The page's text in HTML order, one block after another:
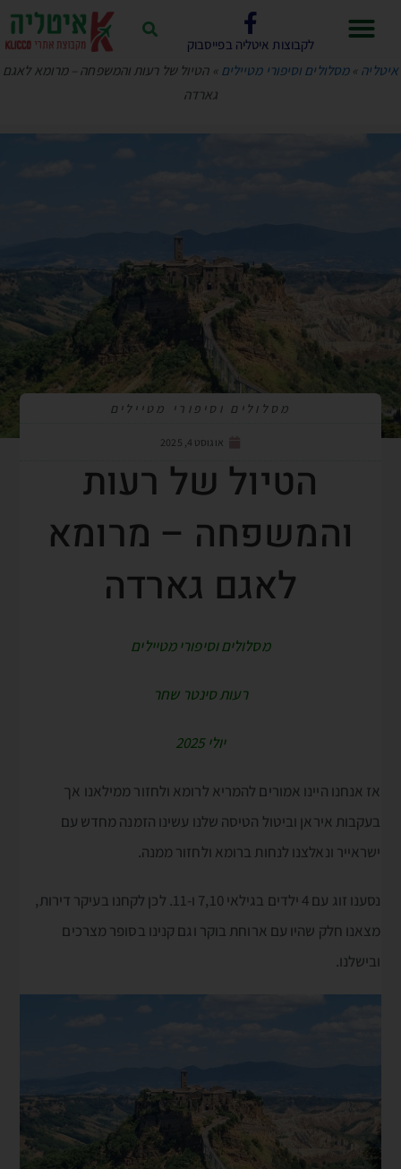
לקבוצות איטליה בפייסבוק
איטליה »מסלולים וסיפורי מטיילים »הטיול של רעות והמשפחה – מרומא לאגם
גארדה
מסלולים וסיפורי מטיילים
אוגוסט 4, 2025
הטיול של רעות
והמשפחה – מרומא
לאגם גארדה
מסלולים וסיפורי מטיילים
רעות סינטר שחר
יולי 2025
אז אנחנו היינו אמורים להמריא לרומא ולחזור ממילאנו אך
בעקבות איראן וביטול הטיסה שלנו עשינו הזמנה מחדש עם
ישראייר ונאלצנו לנחות ברומא ולחזור ממנה.
נסענו זוג עם 4 ילדים בגילאי 7,10 ו-11. לכן לקחנו בעיקר דירות,
מצאנו חלק שהיו עם ארוחת בוקר וגם קנינו בסופר מצרכים
ובישלנו.